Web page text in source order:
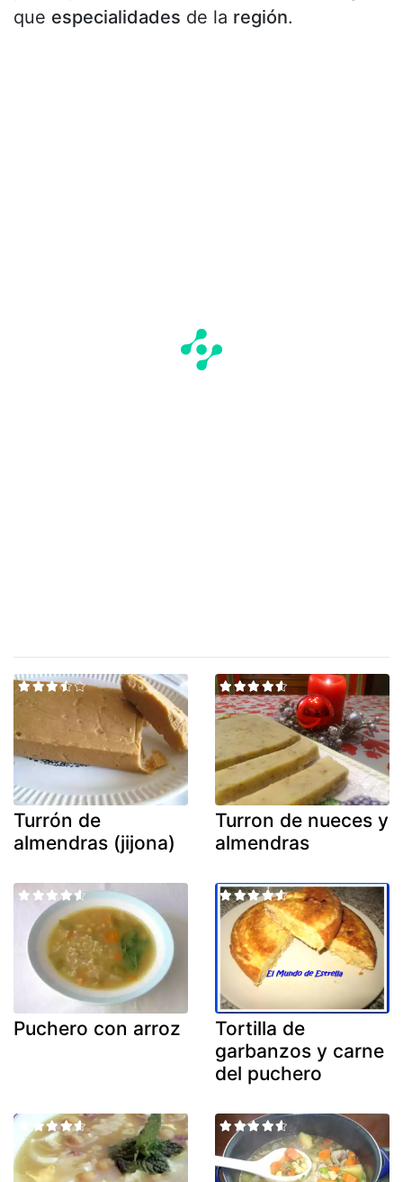
que especialidades de la región.
Turrón de
almendras (jijona)
Turron de nueces y
almendras
Puchero con arroz
Tortilla de
garbanzos y carne
del puchero